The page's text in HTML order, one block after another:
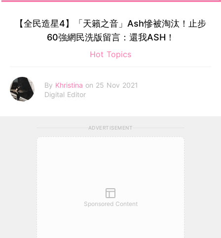
【全民造星4】「天籟之音」Ash慘被淘汰！止步
60強網民洗版留言：還我ASH！
Hot Topics
By Khristina on 25 Nov 2021
Digital Editor
ADVERTISEMENT
Sponsored Content